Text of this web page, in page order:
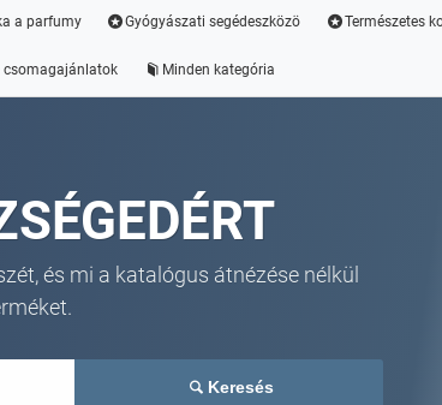
a parfumy Gyógyászati segédeszközö Természetes
csomagajánlatok Minden kategória
és mi a katalógus átnézése nélkül
Keresés